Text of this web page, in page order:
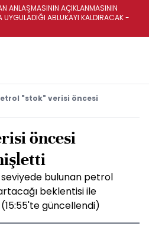
ANLAŞMASININ AÇIKLANMASININ
UYGULADIĞI ABLUKAYI KALDIRACAK -
"stok" verisi öncesi
öncesi
bulunan petrol
beklentisi ile
(15:55'te güncellendi)